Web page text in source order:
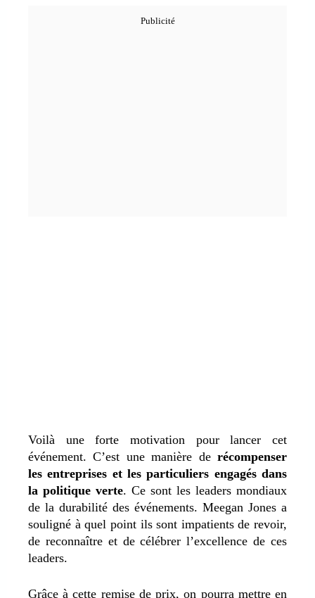
Voilà une forte motivation pour lancer cet
événement. C’est une manière de récompenser
les entreprises et les particuliers engagés dans
la politique verte. Ce sont les leaders mondiaux
de la durabilité des événements. Meegan Jones a
souligné à quel point ils sont impatients de revoir,
de reconnaître et de célébrer l’excellence de ces
leaders.
Grâce à cette remise de prix, on pourra mettre en